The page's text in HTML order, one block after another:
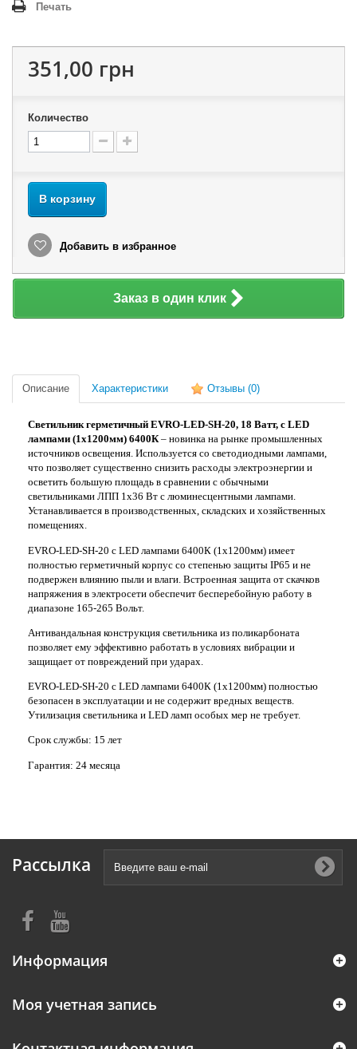
Печать
351,00 грн
Количество
В корзину
Добавить в избранное
Заказ в один клик
Описание Характеристики Отзывы (0)
Светильникгерметичный EVRO-LED-SH-20, 18 Ватт, с LED
лампами (1х1200мм) 6400К– новинка на рынке промышленных
источников освещения. Используется со светодиодными лампами,
что позволяет существенно снизить расходы электроэнергии и
осветить большую площадь в сравнении с обычными
светильниками ЛПП 1х36 Вт с люминесцентными лампами.
Устанавливается в производственных, складских и хозяйственных
помещениях.
EVRO-LED-SH-20 с LED лампами 6400К (1х1200мм) имеет
полностью герметичный корпус со степенью защиты IP65 и не
подвержен влиянию пыли и влаги. Встроенная защита от скачков
напряжения в электросети обеспечит бесперебойную работу в
диапазоне 165-265 Вольт.
Антивандальная конструкция светильника из поликарбоната
позволяет ему эффективно работать в условиях вибрации и
защищает от повреждений при ударах.
EVRO-LED-SH-20 с LED лампами 6400К (1х1200мм) полностью
безопасен в эксплуатации и не содержит вредных веществ.
Утилизация светильника и LED ламп особых мер не требует.
Срок службы: 15 лет
Гарантия: 24 месяца
Рассылка
Информация
Моя учетная запись